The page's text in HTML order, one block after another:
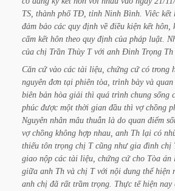
TS, thành phố TĐ, tỉnh Ninh Bình. Viêc kết
đảm bảo các quy định về điều kiện kết hôn,
cấm kết hôn theo quy định của pháp luật.
của chị Trần Thùy T với anh Đinh Trọng Th
Căn cứ vào các tài liệu, chứng cứ có trong
nguyên đơn tại phiên tòa, trình bày và quan
biên bản hòa giải thì quá trình chung sống
phúc được một thời gian đầu thì vợ chồng
Nguyên nhân mâu thuẫn là do quan điểm
vợ chồng không hợp nhau, anh Th lại có
thiếu tôn trọng chị T cũng như gia đình chị
giao nộp các tài liệu, chứng cứ cho Tòa án
giữa anh Th và chị T với nội dung thể hiện
anh chị đã rất trầm trọng. Thực tế hiện nay